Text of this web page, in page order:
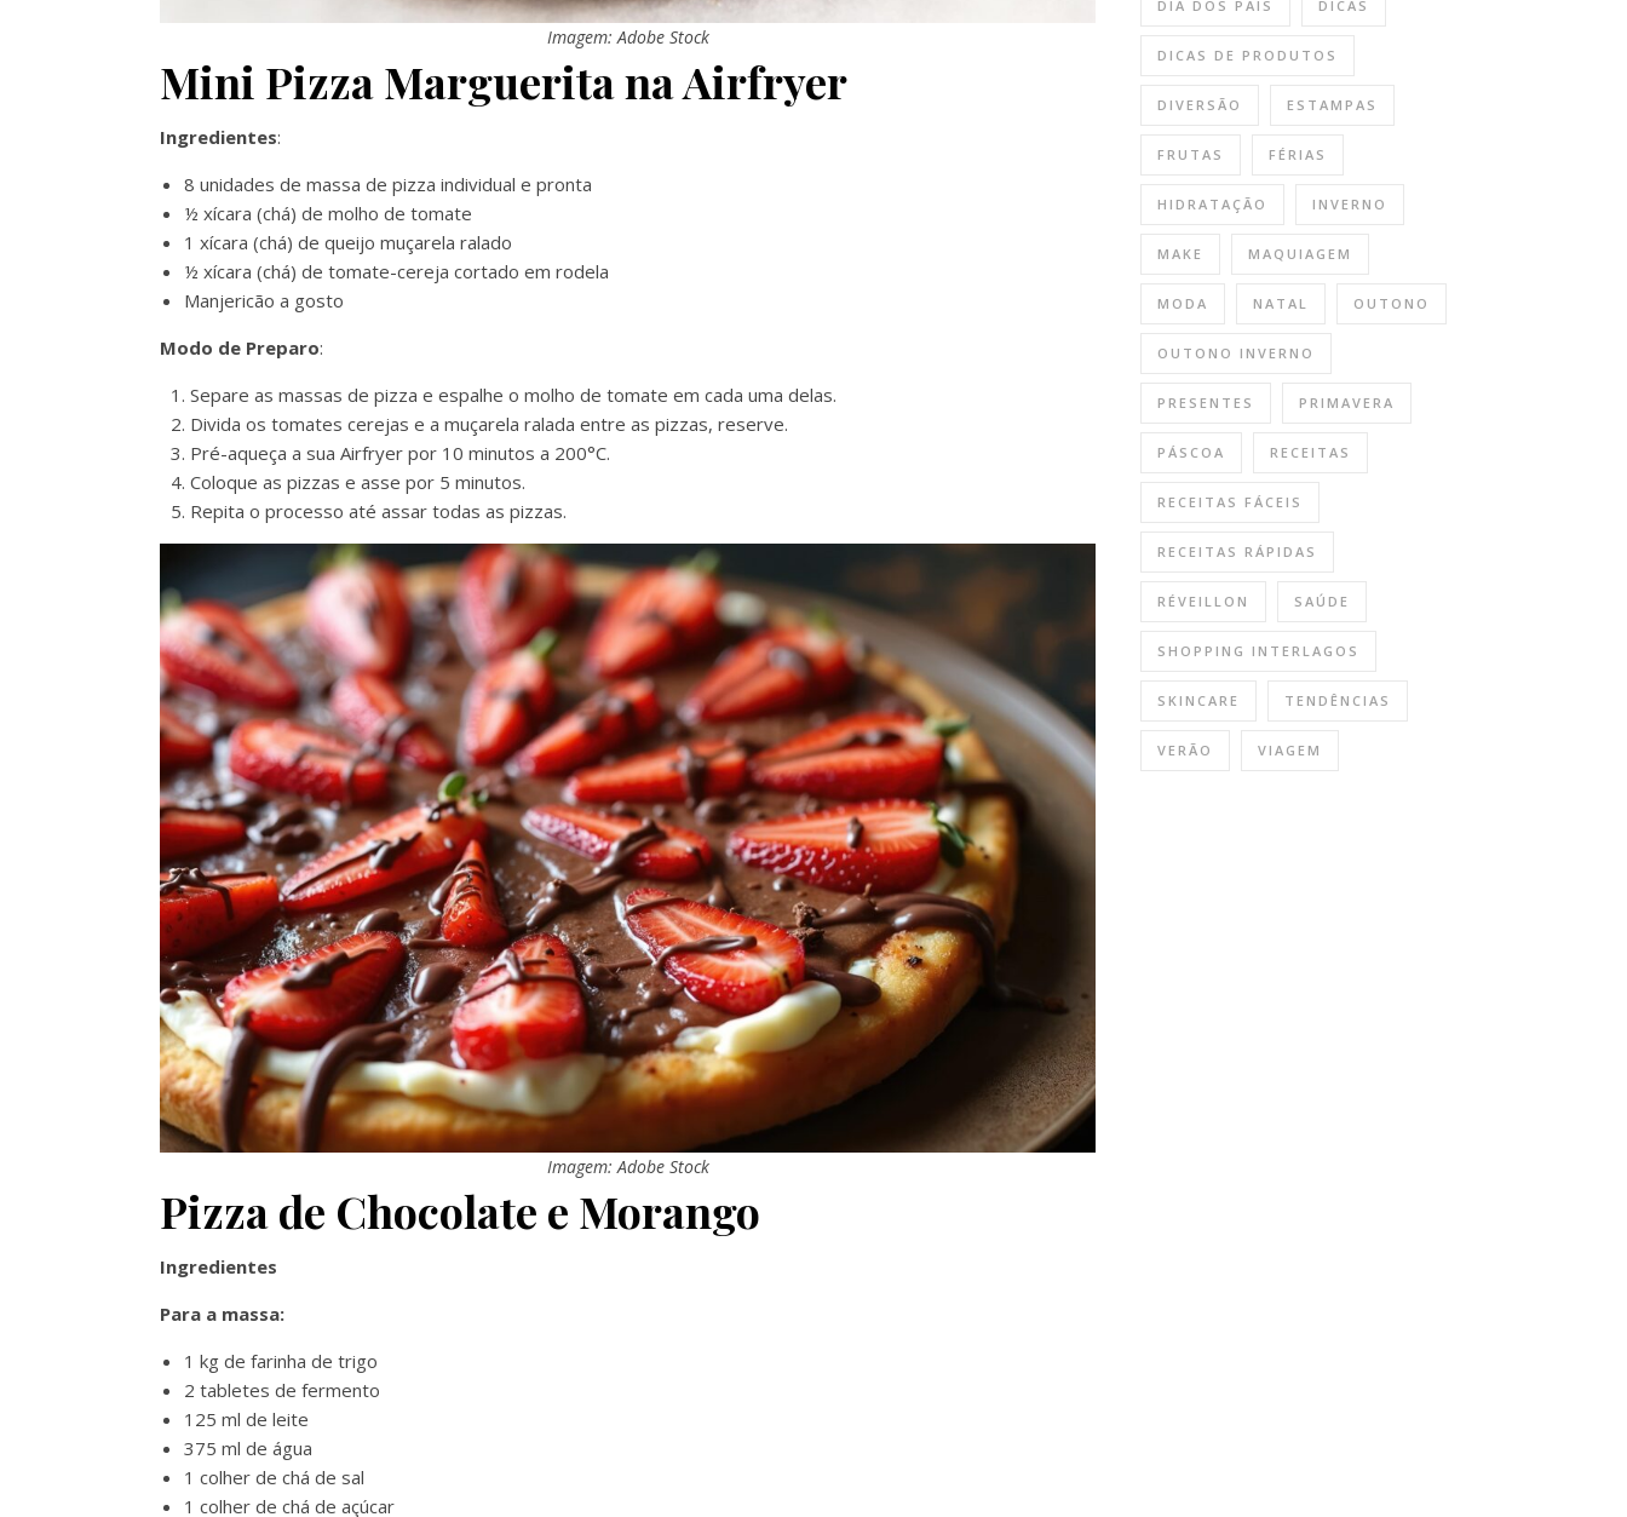
Imagem: Adobe Stock
Mini Pizza Marguerita na Airfryer
Ingredientes:
8 unidades de massa de pizza individual e pronta
½ xícara (chá) de molho de tomate
1 xícara (chá) de queijo muçarela ralado
½ xícara (chá) de tomate-cereja cortado em rodela
Manjericão a gosto
Modo de Preparo:
Separe as massas de pizza e espalhe o molho de tomate em cada uma delas.
Divida os tomates cerejas e a muçarela ralada entre as pizzas, reserve.
Pré-aqueça a sua Airfryer por 10 minutos a 200°C.
Coloque as pizzas e asse por 5 minutos.
Repita o processo até assar todas as pizzas.
Imagem: Adobe Stock
Pizza de Chocolate e Morango
Ingredientes
Para a massa:
1 kg de farinha de trigo
2 tabletes de fermento
125 ml de leite
375 ml de água
1 colher de chá de sal
1 colher de chá de açúcar
DIA DOS PAIS DICAS
DICAS DE PRODUTOS
DIVERSÃO ESTAMPAS
FRUTAS FÉRIAS
HIDRATAÇÃO INVERNO
MAKE MAQUIAGEM
MODA NATAL OUTONO
OUTONO INVERNO
PRESENTES PRIMAVERA
PÁSCOA RECEITAS
RECEITAS FÁCEIS
RECEITAS RÁPIDAS
RÉVEILLON SAÚDE
SHOPPING INTERLAGOS
SKINCARE TENDÊNCIAS
VERÃO VIAGEM